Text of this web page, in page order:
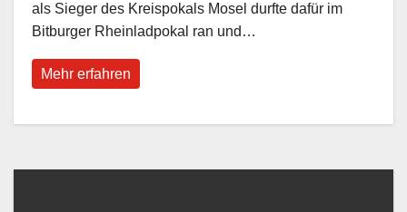
als Sieger des Kreispokals Mosel durfte dafür im
Bitburger Rheinladpokal ran und…
Mehr erfahren